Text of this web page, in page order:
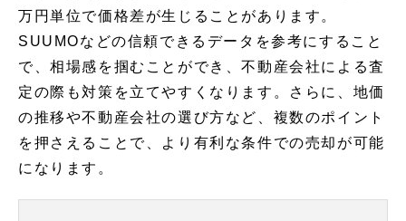
万円単位で価格差が生じることがあります。
SUUMOなどの信頼できるデータを参考にすること
で、相場感を掴むことができ、不動産会社による査
定の際も対策を立てやすくなります。さらに、地価
の推移や不動産会社の選び方など、複数のポイント
を押さえることで、より有利な条件での売却が可能
になります。